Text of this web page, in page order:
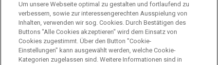
Kostenloser Versand:
Verkauf und Versand durch:
Verkauf Gutscheine durch:
Sicher einkaufen
Um unsere Webseite optimal zu gestalten und fortlaufend zu
verbessern, sowie zur interessengerechten Ausspielung von
Inhalten, verwenden wir sog. Cookies. Durch Bestätigen des
Buttons "Alle Cookies akzeptieren" wird dem Einsatz von
Cookies zugestimmt. Über den Button "Cookie-
Einstellungen" kann ausgewählt werden, welche Cookie-
Kategorien zugelassen sind. Weitere Informationen sind in